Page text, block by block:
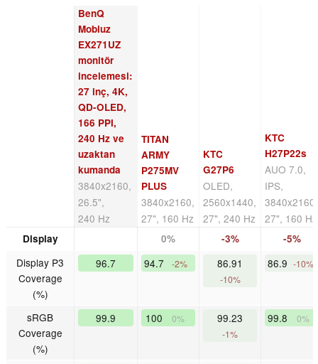
BenQ
Mobiuz
EX271UZ
monitör
incelemesi:
27 inç, 4K,
QD-OLED,
166 PPI,
240 Hz ve
uzaktan
kumanda
3840x2160,
26.5",
240 Hz
TITAN
ARMY
P275MV
PLUS
3840x2160,
27", 160 Hz
KTC
G27P6
OLED,
2560x1440,
27", 240 Hz
KTC
H27P22s
AUO 7.0,
IPS,
3840x2160,
27", 160 Hz
Display 0% -3% -5%
Display P3
Coverage
(%)
96.7 94.7 -2% 86.91
-10%
86.9 -10%
sRGB
Coverage
(%)
99.9 100 0% 99.23
-1%
99.8 0%